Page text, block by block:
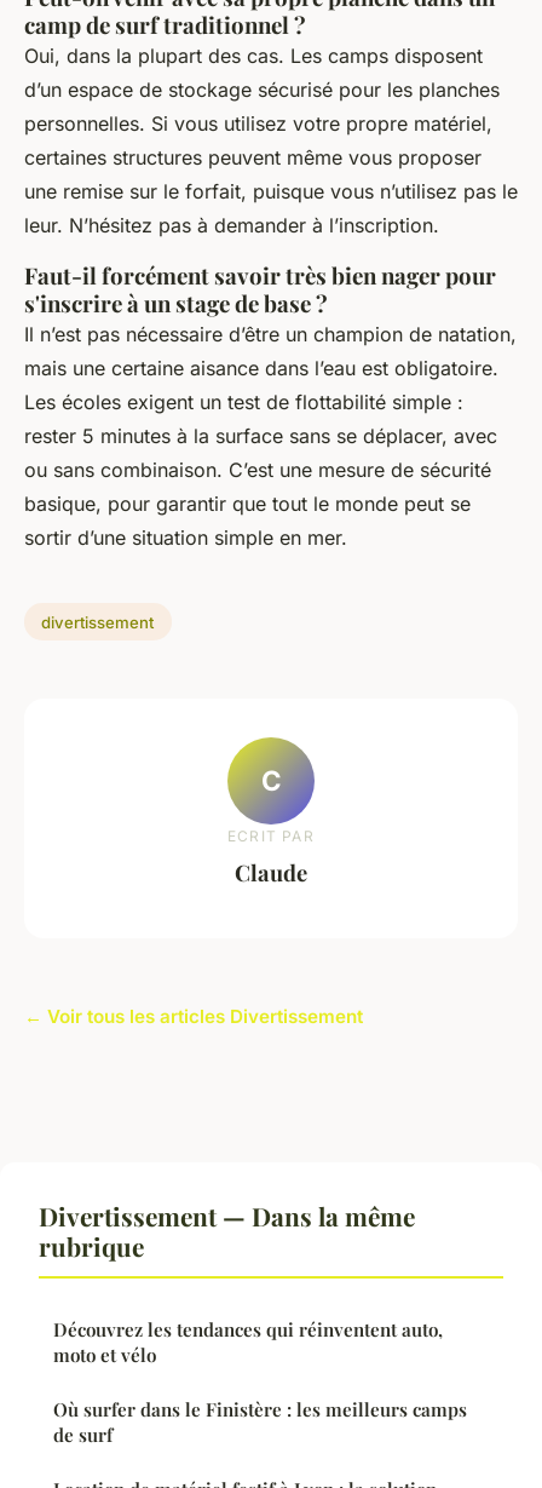
camp de surf traditionnel ?
Oui, dans la plupart des cas. Les camps disposent
d’un espace de stockage sécurisé pour les planches
personnelles. Si vous utilisez votre propre matériel,
certaines structures peuvent même vous proposer
une remise sur le forfait, puisque vous n’utilisez pas le
leur. N’hésitez pas à demander à l’inscription.
Faut-il forcément savoir très bien nager pour
s'inscrire à un stage de base ?
Il n’est pas nécessaire d’être un champion de natation,
mais une certaine aisance dans l’eau est obligatoire.
Les écoles exigent un test de flottabilité simple :
rester 5 minutes à la surface sans se déplacer, avec
ou sans combinaison. C’est une mesure de sécurité
basique, pour garantir que tout le monde peut se
sortir d’une situation simple en mer.
divertissement
C
ECRIT PAR
Claude
← Voir tous les articles Divertissement
Divertissement — Dans la même
rubrique
Découvrez les tendances qui réinventent auto,
moto et vélo
Où surfer dans le Finistère : les meilleurs camps
de surf